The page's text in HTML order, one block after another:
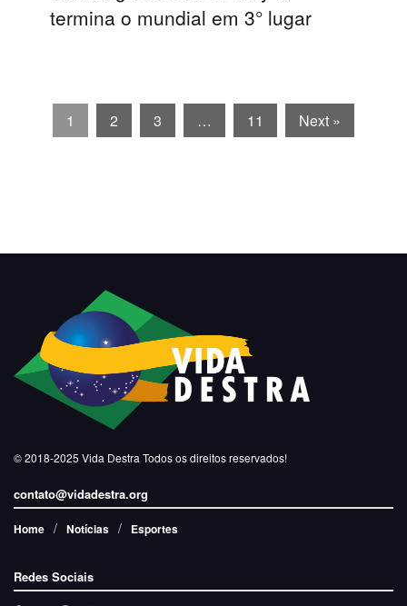
termina o mundial em 3° lugar
1 2 3 … 11 Next »
© 2018-2025 Vida Destra Todos os direitos reservados!
contato@vidadestra.org
Home Notícias Esportes
Redes Sociais